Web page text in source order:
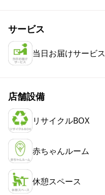
サービス
当日お届けサービス
店舗設備
リサイクルBOX
赤ちゃんルーム
休憩スペース